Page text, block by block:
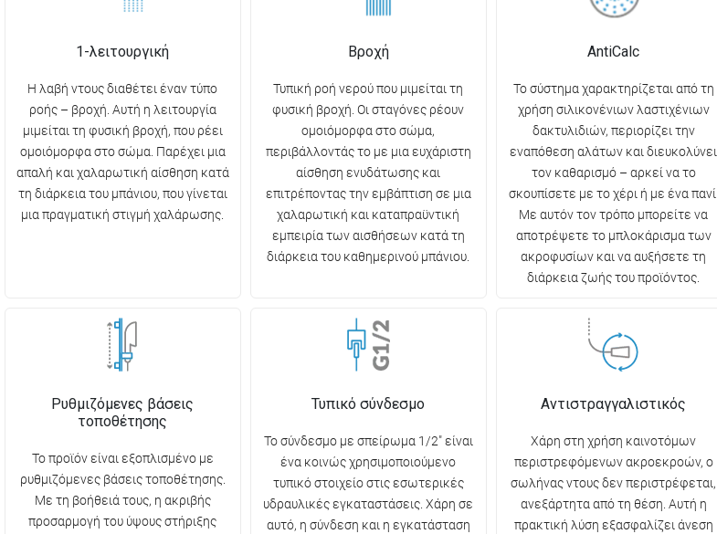
1-λειτουργική
Η λαβή ντους διαθέτει έναν τύπο
ροής – βροχή. Αυτή η λειτουργία
μιμείται τη φυσική βροχή, που ρέει
ομοιόμορφα στο σώμα. Παρέχει μια
απαλή και χαλαρωτική αίσθηση κατά
τη διάρκεια του μπάνιου, που γίνεται
μια πραγματική στιγμή χαλάρωσης.
Βροχή
Τυπική ροή νερού που μιμείται τη
φυσική βροχή. Οι σταγόνες ρέουν
ομοιόμορφα στο σώμα,
περιβάλλοντάς το με μια ευχάριστη
αίσθηση ενυδάτωσης και
επιτρέποντας την εμβάπτιση σε μια
χαλαρωτική και καταπραϋντική
εμπειρία των αισθήσεων κατά τη
διάρκεια του καθημερινού μπάνιου.
AntiCalc
Το σύστημα χαρακτηρίζεται από τη
χρήση σιλικονένιων λαστιχένιων
δακτυλιδιών, περιορίζει την
εναπόθεση αλάτων και διευκολύνει
τον καθαρισμό – αρκεί να το
σκουπίσετε με το χέρι ή με ένα πανί.
Με αυτόν τον τρόπο μπορείτε να
αποτρέψετε το μπλοκάρισμα των
ακροφυσίων και να αυξήσετε τη
διάρκεια ζωής του προϊόντος.
Ρυθμιζόμενες βάσεις
τοποθέτησης
Το προϊόν είναι εξοπλισμένο με
ρυθμιζόμενες βάσεις τοποθέτησης.
Με τη βοήθειά τους, η ακριβής
προσαρμογή του ύψους στήριξης
Τυπικό σύνδεσμο
Το σύνδεσμο με σπείρωμα 1/2" είναι
ένα κοινώς χρησιμοποιούμενο
τυπικό στοιχείο στις εσωτερικές
υδραυλικές εγκαταστάσεις. Χάρη σε
αυτό, η σύνδεση και η εγκατάσταση
Αντιστραγγαλιστικός
Χάρη στη χρήση καινοτόμων
περιστρεφόμενων ακροεκροών, ο
σωλήνας ντους δεν περιστρέφεται,
ανεξάρτητα από τη θέση. Αυτή η
πρακτική λύση εξασφαλίζει άνεση